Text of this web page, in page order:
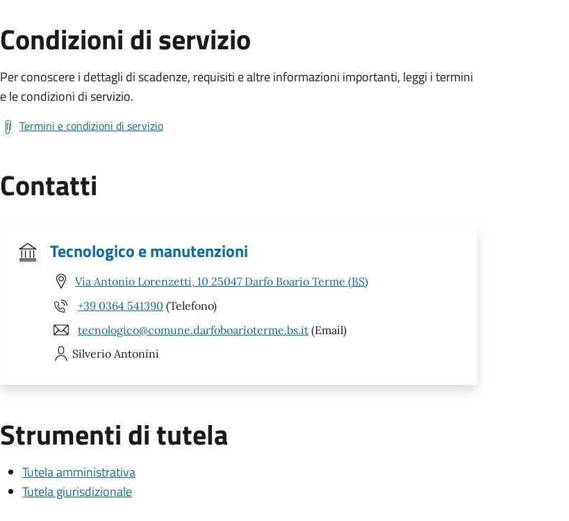
Condizioni di servizio
Per conoscere i dettagli di scadenze, requisiti e altre informazioni importanti, leggi i termini
e le condizioni di servizio.
Termini e condizioni di servizio
Contatti
Tecnologico e manutenzioni
Via Antonio Lorenzetti, 10 25047 Darfo Boario Terme (BS)
+39 0364 541390 (Telefono)
tecnologico@comune.darfoboarioterme.bs.it (Email)
Silverio Antonini
Strumenti di tutela
Tutela amministrativa
Tutela giurisdizionale